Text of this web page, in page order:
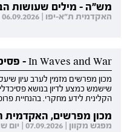
מש"ה - מילים שעושות
האקדמית ת"א-יפו | 06.09.2026 | יום ראשון | 09:00-16:00
In Waves and War - פסיכדליה כערוץ ריפוי לטראומה
שישמש כמצע לדיון בנושא
הקלינית לידע מחקרי. בהנחיית פרופ'
מכון מפרשים, האקדמית
מפגש מקוון | 07.09.2026 | יום שני | 20:00-21:30